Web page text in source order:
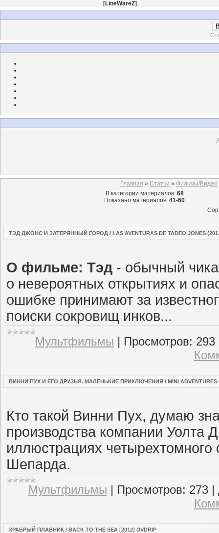
[LineWareZ]
Главная » Статьи » Фильмы/Видео
В категории материалов: 68
Показано материалов: 41-60
ТЭД ДЖОНС И ЗАТЕРЯННЫЙ ГОРОД / LAS AVENTURAS DE TADEO JONES
О фильме: Тэд - обычный
о невероятных открытиях и
ошибке принимают за
поиски сокровищ инков...
Мультфильмы | Просмотров: 293
ВИННИ ПУХ И ЕГО ДРУЗЬЯ. МАЛЕНЬКИЕ ПРИКЛЮЧЕНИЯ / MINI ADVENTURES
Кто такой Винни Пух, думаю
производства компании Уолта
иллюстрациях
Шепарда.
Мультфильмы | Просмотров: 273|
ХРАБРЫЙ ПЛАВНИК / BACK TO THE SEA [2012] DVDRIP